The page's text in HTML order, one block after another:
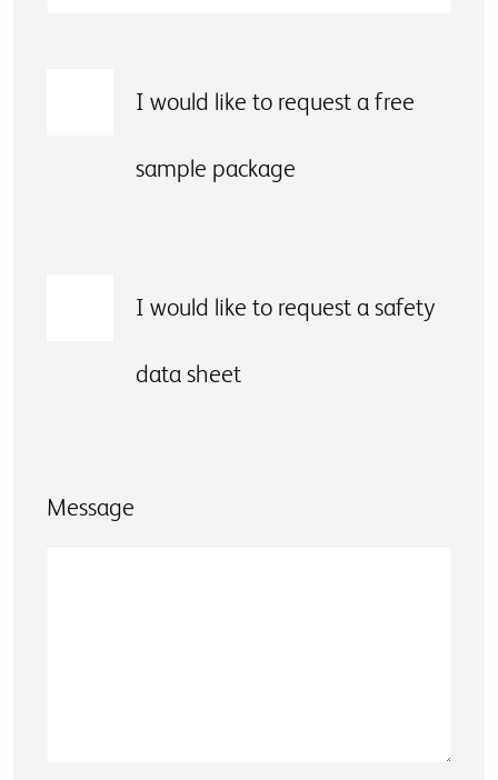
I would like to request a free
sample package
I would like to request a safety
data sheet
Message